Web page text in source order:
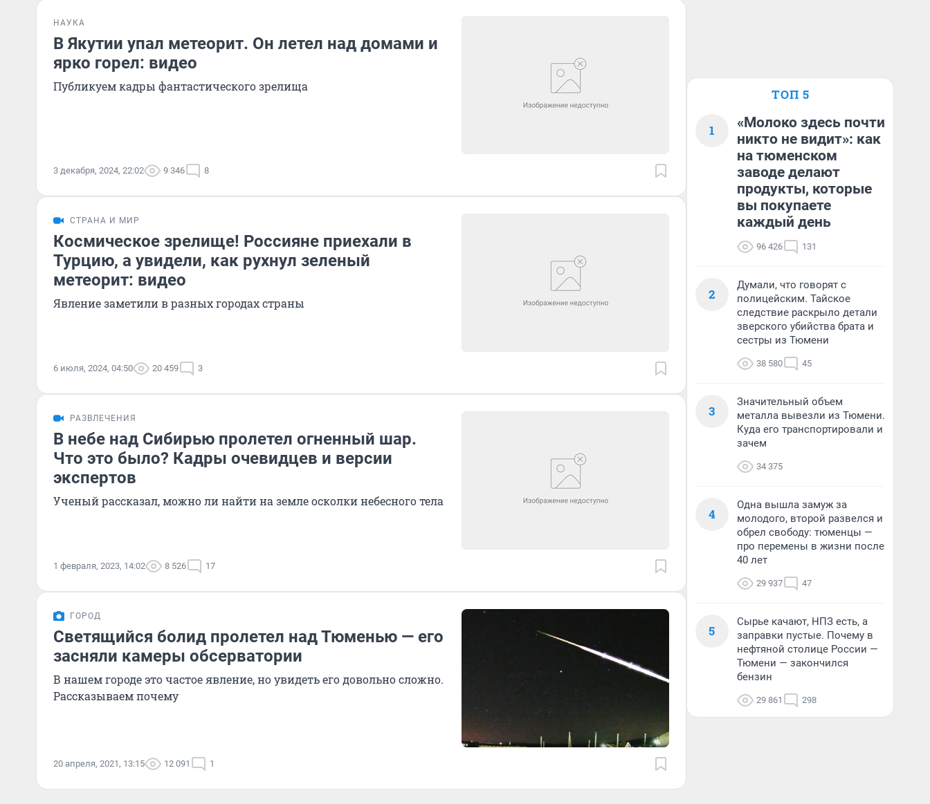
НАУКА
В Якутии упал метеорит. Он летел над домами и
ярко горел: видео
Публикуем кадры фантастического зрелища
3 декабря, 2024, 22:02 9 346 8
СТРАНА И МИР
Космическое зрелище! Россияне приехали в
Турцию, а увидели, как рухнул зеленый
метеорит: видео
Явление заметили в разных городах страны
6 июля, 2024, 04:50 20 459 3
РАЗВЛЕЧЕНИЯ
В небе над Сибирью пролетел огненный шар.
Что это было? Кадры очевидцев и версии
экспертов
Ученый рассказал, можно ли найти на земле осколки небесного тела
1 февраля, 2023, 14:02 8 526 17
ГОРОД
Светящийся болид пролетел над Тюменью — его
засняли камеры обсерватории
В нашем городе это частое явление, но увидеть его довольно сложно.
Рассказываем почему
20 апреля, 2021, 13:15 12 091 1
ТОП 5
1
«Молоко здесь почти
никто не видит»: как
на тюменском
заводе делают
продукты, которые
вы покупаете
каждый день
96 426 131
2
Думали, что говорят с
полицейским. Тайское
следствие раскрыло детали
зверского убийства брата и
сестры из Тюмени
38 580 45
3
Значительный объем
металла вывезли из Тюмени.
Куда его транспортировали и
зачем
34 375
4
Одна вышла замуж за
молодого, второй развелся и
обрел свободу: тюменцы —
про перемены в жизни после
40 лет
29 937 47
5
Сырье качают, НПЗ есть, а
заправки пустые. Почему в
нефтяной столице России —
Тюмени — закончился
бензин
29 861 298